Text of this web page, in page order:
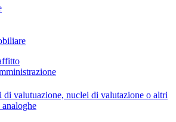
di valutuazione, nuclei di valutazione o altri